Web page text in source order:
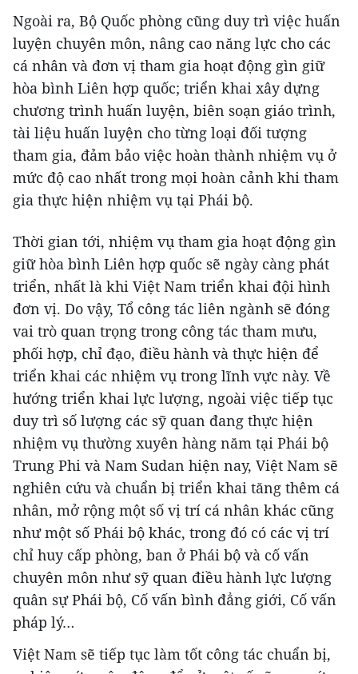
Ngoài ra, Bộ Quốc phòng cũng duy trì việc huấn
luyện chuyên môn, nâng cao năng lực cho các
cá nhân và đơn vị tham gia hoạt động gìn giữ
hòa bình Liên hợp quốc; triển khai xây dựng
chương trình huấn luyện, biên soạn giáo trình,
tài liệu huấn luyện cho từng loại đối tượng
tham gia, đảm bảo việc hoàn thành nhiệm vụ ở
mức độ cao nhất trong mọi hoàn cảnh khi tham
gia thực hiện nhiệm vụ tại Phái bộ.
Thời gian tới, nhiệm vụ tham gia hoạt động gìn
giữ hòa bình Liên hợp quốc sẽ ngày càng phát
triển, nhất là khi Việt Nam triển khai đội hình
đơn vị. Do vậy, Tổ công tác liên ngành sẽ đóng
vai trò quan trọng trong công tác tham mưu,
phối hợp, chỉ đạo, điều hành và thực hiện để
triển khai các nhiệm vụ trong lĩnh vực này. Về
hướng triển khai lực lượng, ngoài việc tiếp tục
duy trì số lượng các sỹ quan đang thực hiện
nhiệm vụ thường xuyên hàng năm tại Phái bộ
Trung Phi và Nam Sudan hiện nay, Việt Nam sẽ
nghiên cứu và chuẩn bị triển khai tăng thêm cá
nhân, mở rộng một số vị trí cá nhân khác cũng
như một số Phái bộ khác, trong đó có các vị trí
chỉ huy cấp phòng, ban ở Phái bộ và cố vấn
chuyên môn như sỹ quan điều hành lực lượng
quân sự Phái bộ, Cố vấn bình đẳng giới, Cố vấn
pháp lý…
Việt Nam sẽ tiếp tục làm tốt công tác chuẩn bị,